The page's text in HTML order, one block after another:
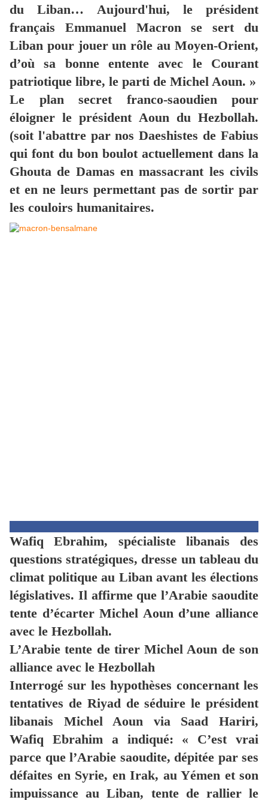
du Liban… Aujourd'hui, le président
français Emmanuel Macron se sert du
Liban pour jouer un rôle au Moyen-Orient,
d’où sa bonne entente avec le Courant
patriotique libre, le parti de Michel Aoun. »
Le plan secret franco-saoudien pour
éloigner le président Aoun du Hezbollah.
(soit l'abattre par nos Daeshistes de Fabius
qui font du bon boulot actuellement dans la
Ghouta de Damas en massacrant les civils
et en ne leurs permettant pas de sortir par
les couloirs humanitaires.
Wafiq Ebrahim, spécialiste libanais des
questions stratégiques, dresse un tableau du
climat politique au Liban avant les élections
législatives. Il affirme que l’Arabie saoudite
tente d’écarter Michel Aoun d’une alliance
avec le Hezbollah.
L’Arabie tente de tirer Michel Aoun de son
alliance avec le Hezbollah
Interrogé sur les hypothèses concernant les
tentatives de Riyad de séduire le président
libanais Michel Aoun via Saad Hariri,
Wafiq Ebrahim a indiqué: « C’est vrai
parce que l’Arabie saoudite, dépitée par ses
défaites en Syrie, en Irak, au Yémen et son
impuissance au Liban, tente de rallier le